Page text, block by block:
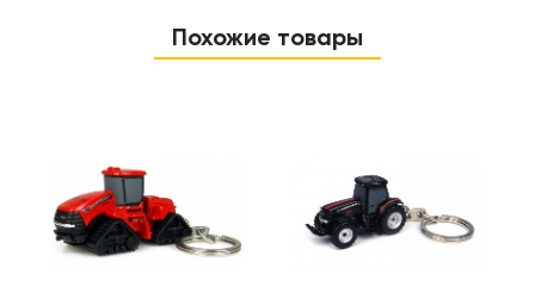
Похожие товары